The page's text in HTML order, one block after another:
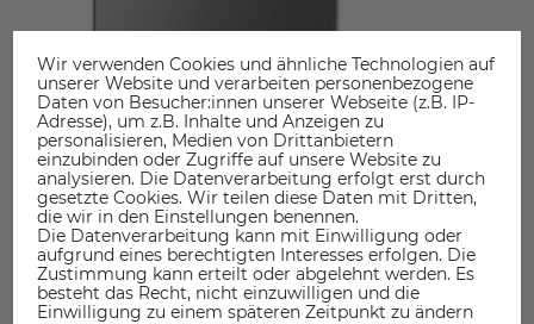
Wir verwenden Cookies und ähnliche Technologien auf
unserer Website und verarbeiten personenbezogene
Daten von Besucher:innen unserer Webseite (z.B. IP-
Adresse), um z.B. Inhalte und Anzeigen zu
personalisieren, Medien von Drittanbietern
einzubinden oder Zugriffe auf unsere Website zu
analysieren. Die Datenverarbeitung erfolgt erst durch
gesetzte Cookies. Wir teilen diese Daten mit Dritten,
die wir in den Einstellungen benennen.
Die Datenverarbeitung kann mit Einwilligung oder
aufgrund eines berechtigten Interesses erfolgen. Die
Zustimmung kann erteilt oder abgelehnt werden. Es
besteht das Recht, nicht einzuwilligen und die
Einwilligung zu einem späteren Zeitpunkt zu ändern